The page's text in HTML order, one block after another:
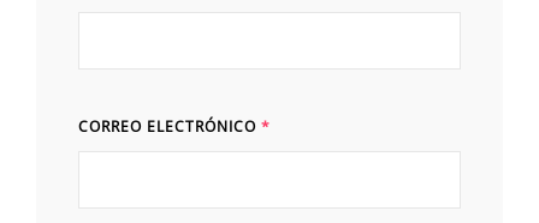
CORREO ELECTRÓNICO *